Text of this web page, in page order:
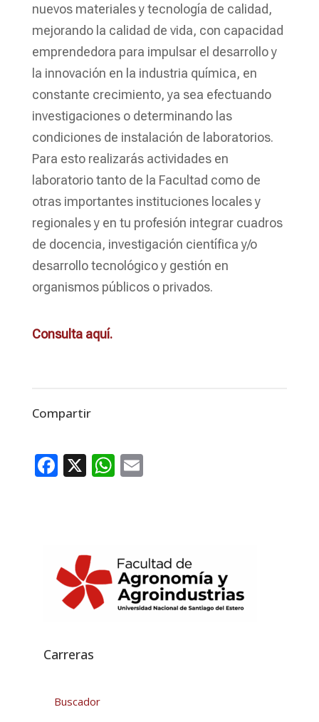
nuevos materiales y tecnología de calidad,
mejorando la calidad de vida, con capacidad
emprendedora para impulsar el desarrollo y
la innovación en la industria química, en
constante crecimiento, ya sea efectuando
investigaciones o determinando las
condiciones de instalación de laboratorios.
Para esto realizarás actividades en
laboratorio tanto de la Facultad como de
otras importantes instituciones locales y
regionales y en tu profesión integrar cuadros
de docencia, investigación científica y/o
desarrollo tecnológico y gestión en
organismos públicos o privados.
Consulta aquí.
Compartir
Facebook
X WhatsApp
Email
Carreras
Buscador